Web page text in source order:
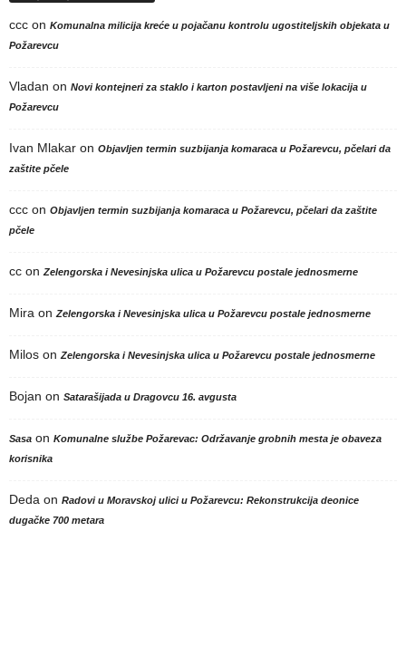
ccc on Komunalna milicija kreće u pojačanu kontrolu ugostiteljskih objekata u
Požarevcu
Vladan on Novi kontejneri za staklo i karton postavljeni na više lokacija u
Požarevcu
Ivan Mlakar on Objavljen termin suzbijanja komaraca u Požarevcu, pčelari da
zaštite pčele
ccc on Objavljen termin suzbijanja komaraca u Požarevcu, pčelari da zaštite
pčele
cc on Zelengorska i Nevesinjska ulica u Požarevcu postale jednosmerne
Mira on Zelengorska i Nevesinjska ulica u Požarevcu postale jednosmerne
Milos on Zelengorska i Nevesinjska ulica u Požarevcu postale jednosmerne
Bojan on Satarašijada u Dragovcu 16. avgusta
Sasa on Komunalne službe Požarevac: Održavanje grobnih mesta je obaveza
korisnika
Deda on Radovi u Moravskoj ulici u Požarevcu: Rekonstrukcija deonice
dugačke 700 metara